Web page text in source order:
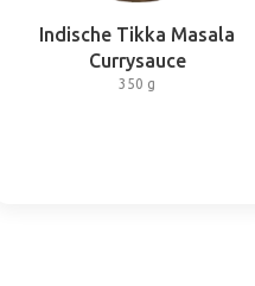
Indische Tikka Masala
Currysauce
350 g